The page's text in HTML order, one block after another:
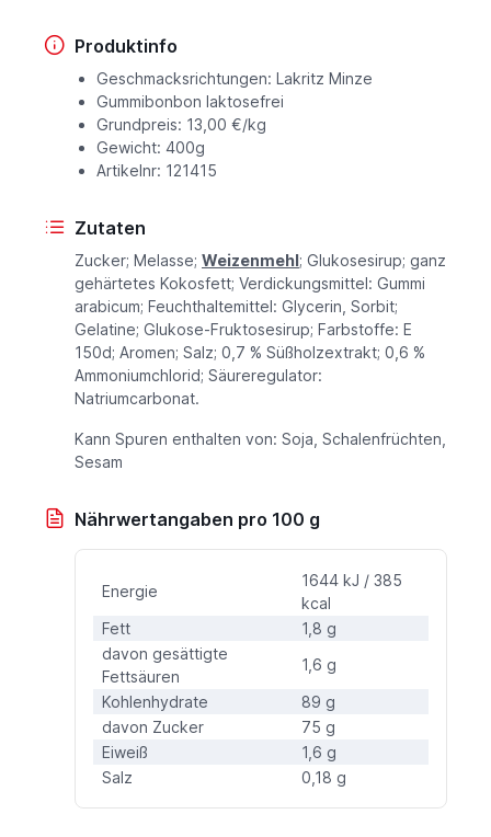
Produktinfo
Geschmacksrichtungen: Lakritz Minze
Gummibonbon laktosefrei
Grundpreis: 13,00 €/kg
Gewicht: 400g
Artikelnr: 121415
Zutaten
Zucker; Melasse; Weizenmehl; Glukosesirup; ganz
gehärtetes Kokosfett; Verdickungsmittel: Gummi
arabicum; Feuchthaltemittel: Glycerin, Sorbit;
Gelatine; Glukose-Fruktosesirup; Farbstoffe: E
150d; Aromen; Salz; 0,7 % Süßholzextrakt; 0,6 %
Ammoniumchlorid; Säureregulator:
Natriumcarbonat.
Kann Spuren enthalten von: Soja, Schalenfrüchten,
Sesam
Nährwertangaben pro 100 g
Energie
1644 kJ / 385
kcal
Fett
1,8 g
davon gesättigte
Fettsäuren
1,6 g
Kohlenhydrate
89 g
davon Zucker
75 g
Eiweiß
1,6 g
Salz
0,18 g